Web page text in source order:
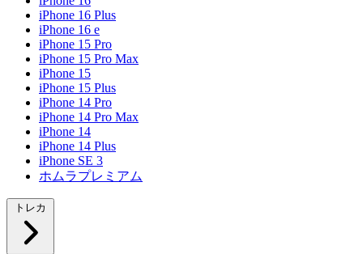
iPhone 16 Plus
iPhone 16 e
iPhone 15 Pro
iPhone 15 Pro Max
iPhone 15
iPhone 15 Plus
iPhone 14 Pro
iPhone 14 Pro Max
iPhone 14
iPhone 14 Plus
iPhone SE 3
ホムラプレミアム
トレカ